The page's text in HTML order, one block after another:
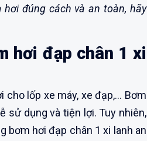
đúng cách và an toàn, hãy
hơi đạp chân 1 xi
lốp xe máy, xe đạp,... Bơm
sử dụng và tiện lợi. Tuy nhiên,
bơm hơi đạp chân 1 xi lanh an